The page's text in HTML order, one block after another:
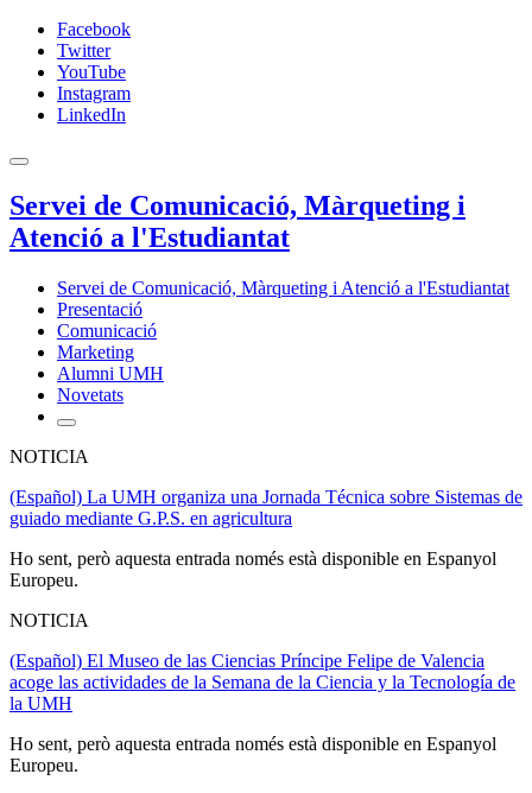
Facebook
Twitter
YouTube
Instagram
LinkedIn
Servei de Comunicació, Màrqueting i
Atenció a l'Estudiantat
Servei de Comunicació, Màrqueting i Atenció a l'Estudiantat
Presentació
Comunicació
Marketing
Alumni UMH
Novetats
NOTICIA
(Español) La UMH organiza una Jornada Técnica sobre Sistemas de
guiado mediante G.P.S. en agricultura
Ho sent, però aquesta entrada només està disponible en Espanyol
Europeu.
NOTICIA
(Español) El Museo de las Ciencias Príncipe Felipe de Valencia
acoge las actividades de la Semana de la Ciencia y la Tecnología de
la UMH
Ho sent, però aquesta entrada només està disponible en Espanyol
Europeu.